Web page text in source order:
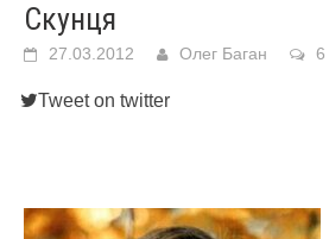
Скунця
27.03.2012 Олег Баган 6
Tweet on twitter